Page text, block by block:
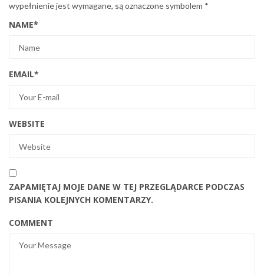
wypełnienie jest wymagane, są oznaczone symbolem *
NAME*
EMAIL*
WEBSITE
ZAPAMIĘTAJ MOJE DANE W TEJ PRZEGLĄDARCE PODCZAS
PISANIA KOLEJNYCH KOMENTARZY.
COMMENT